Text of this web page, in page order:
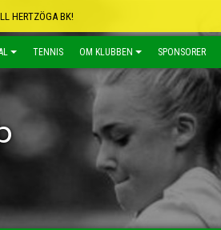
HERTZÖGA BK!
TENNIS OM KLUBBEN SPONSORER